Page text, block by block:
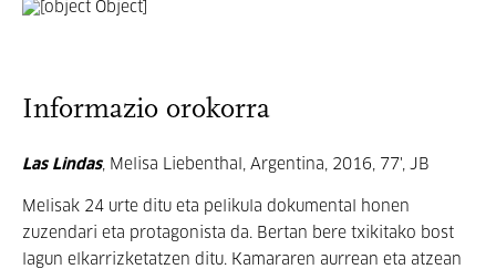
Informazio orokorra
Las Lindas, Melisa Liebenthal, Argentina, 2016, 77', JB
Melisak 24 urte ditu eta pelikula dokumental honen
zuzendari eta protagonista da. Bertan bere txikitako bost
lagun elkarrizketatzen ditu. Kamararen aurrean eta atzean